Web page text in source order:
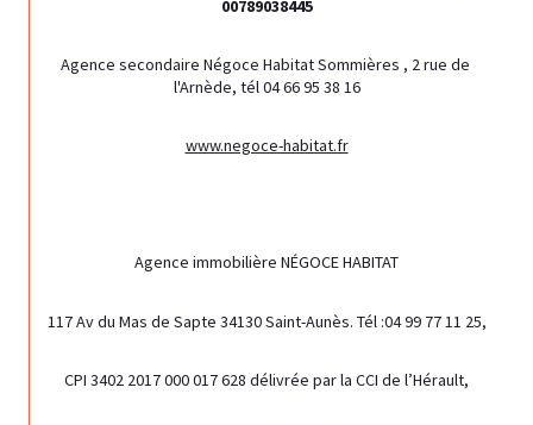
00789038445
Agence secondaire Négoce Habitat Sommières , 2 rue de
l'Arnède, tél 04 66 95 38 16
www.negoce-habitat.fr
Agence immobilière NÉGOCE HABITAT
117 Av du Mas de Sapte 34130 Saint-Aunès. Tél :04 99 77 11 25,
CPI 3402 2017 000 017 628 délivrée par la CCI de l’Hérault,